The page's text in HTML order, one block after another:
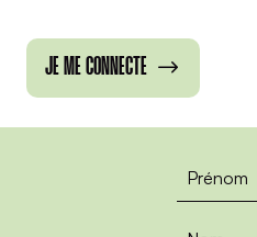
JE ME CONNECTE